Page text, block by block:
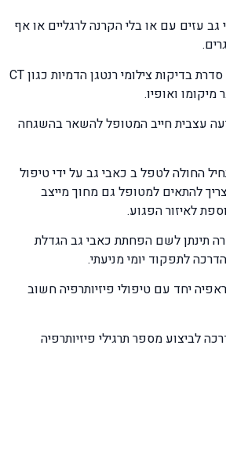
גב עזים עם או בלי הקרנה לרגליים או אף
תחילה על החולה לעבור סדרת בדיקות צילומי רנטגן הדמיות כגון CT
עצבית חייב המטופל להשאר בהשגחה
החולה לטפל ב כאבי גב על ידי טיפול
להתאים למטופל גם מחוך מייצב
לאיזור הפגוע.
תינתן לשם הפחתת כאבי גב הגדלת
לתפקוד יומי מניעתי.
יחד עם טיפולי פיזיותרפיה חשוב
לביצוע מספר תרגילי פיזיותרפיה